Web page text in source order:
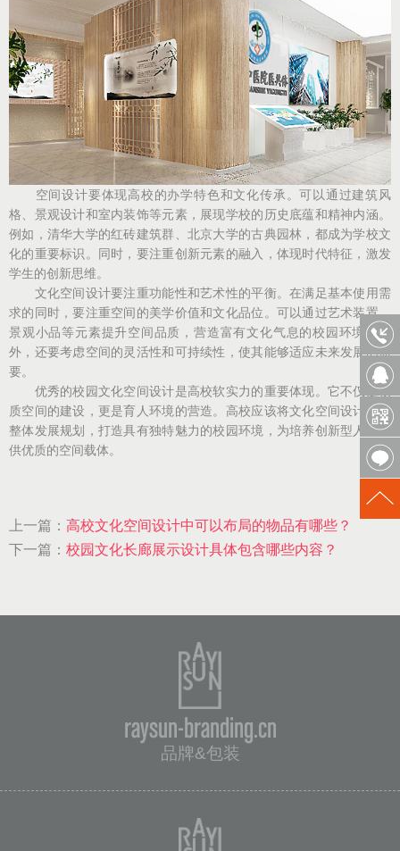
空间设计要体现高校的办学特色和文化传承。可以通过建筑风
格、景观设计和室内装饰等元素，展现学校的历史底蕴和精神内涵。
例如，清华大学的红砖建筑群、北京大学的古典园林，都成为学校文
化的重要标识。同时，要注重创新元素的融入，体现时代特征，激发
学生的创新思维。
文化空间设计要注重功能性和艺术性的平衡。在满足基本使用需
求的同时，要注重空间的美学价值和文化品位。可以通过艺术装置、
景观小品等元素提升空间品质，营造富有文化气息的校园环境。此
外，还要考虑空间的灵活性和可持续性，使其能够适应未来发展的需
要。
优秀的校园文化空间设计是高校软实力的重要体现。它不仅是物
质空间的建设，更是育人环境的营造。高校应该将文化空间设计纳入
整体发展规划，打造具有独特魅力的校园环境，为培养创新型人才提
供优质的空间载体。
上一篇： 高校文化空间设计中可以布局的物品有哪些？
下一篇： 校园文化长廊展示设计具体包含哪些内容？
raysun-branding.cn
品牌&包装